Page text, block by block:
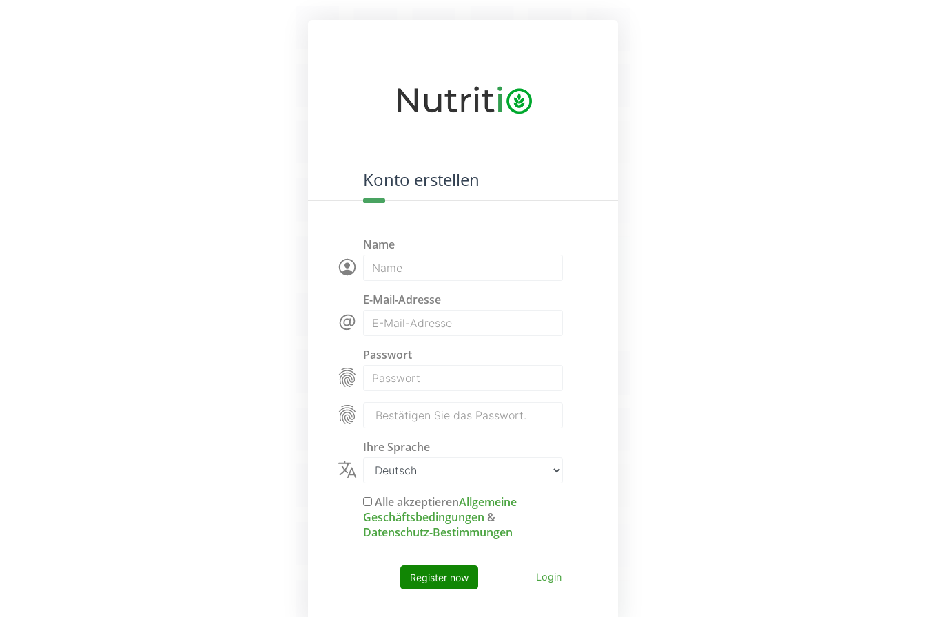
Konto erstellen
Name
E-Mail-Adresse
Passwort
Ihre Sprache
Alle akzeptierenAllgemeine
Geschäftsbedingungen &
Datenschutz-Bestimmungen
Register now Login